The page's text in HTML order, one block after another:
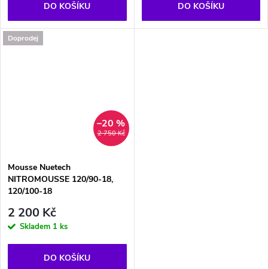
DO KOŠÍKU DO KOŠÍKU
Doprodej
2 750 Kč
–20 %
Mousse Nuetech
NITROMOUSSE 120/90-18,
120/100-18
2 200 Kč
Skladem 1 ks
DO KOŠÍKU